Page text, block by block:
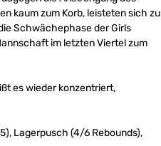
kaum zum Korb, leisteten sich zu
Schwächephase der Girls
im letzten Viertel zum
es wieder konzentriert,
Lagerpusch (4/6 Rebounds),